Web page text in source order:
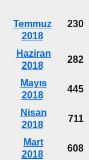
Temmuz
2018
230
Haziran
2018
282
Mayıs
2018
445
Nisan
2018
711
Mart
2018
608